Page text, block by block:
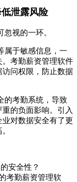
泄露风险
视的一环。
属于敏感信息，一
。考勤薪资管理软件
问权限，防止数据
的考勤系统，导致
的负面影响。引入
对数据安全有了更
安全性？
考勤薪资管理软